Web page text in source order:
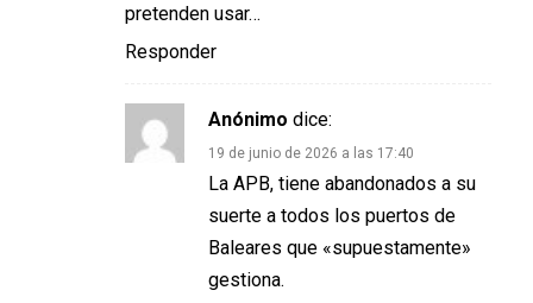
pretenden usar…
Responder
Anónimo dice:
19 de junio de 2026 a las 17:40
La APB, tiene abandonados a su
suerte a todos los puertos de
Baleares que «supuestamente»
gestiona.